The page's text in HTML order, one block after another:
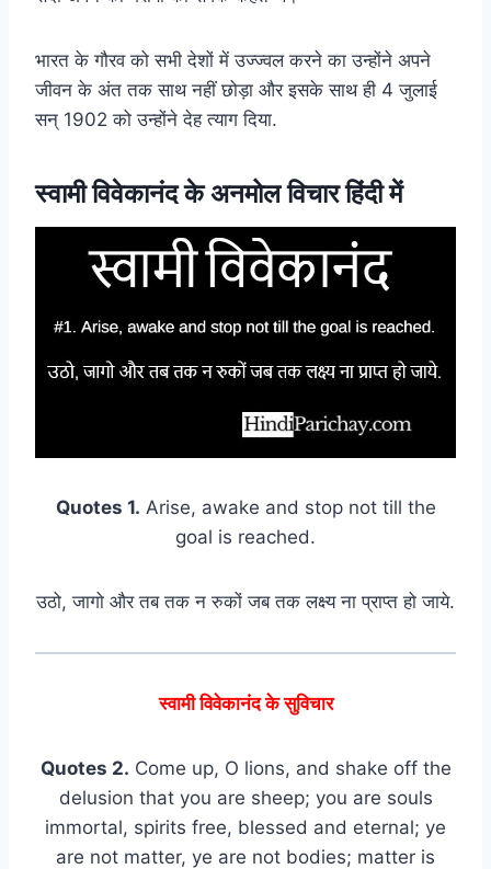
भारत के गौरव को सभी देशों में उज्ज्वल करने का उन्होंने अपने
जीवन के अंत तक साथ नहीं छोड़ा और इसके साथ ही 4 जुलाई
सन्‌ 1902 को उन्होंने देह त्याग दिया.
स्वामी विवेकानंद के अनमोल विचार हिंदी में
Quotes 1. Arise, awake and stop not till the
goal is reached.
उठो, जागो और तब तक न रुकों जब तक लक्ष्य ना प्राप्त हो जाये.
स्वामी विवेकानंद के सुविचार
Quotes 2. Come up, O lions, and shake off the
delusion that you are sheep; you are souls
immortal, spirits free, blessed and eternal; ye
are not matter, ye are not bodies; matter is